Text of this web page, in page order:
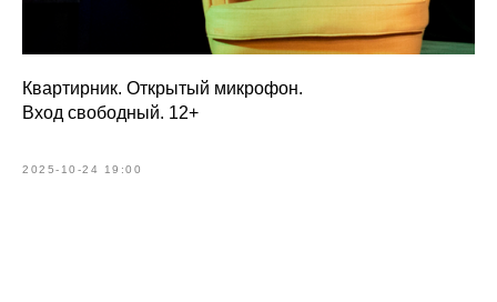
Квартирник. Открытый микрофон.
Вход свободный. 12+
2025-10-24 19:00